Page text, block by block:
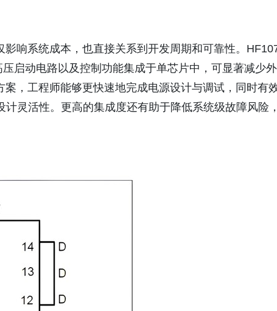
响系统成本，也直接关系到开发周期和可靠性。
启动电路以及控制功能集成于单芯片中，可显著减少外
，工程师能够更快速地完成电源设计与调试，同时有
灵活性。更高的集成度还有助于降低系统级故障风险，